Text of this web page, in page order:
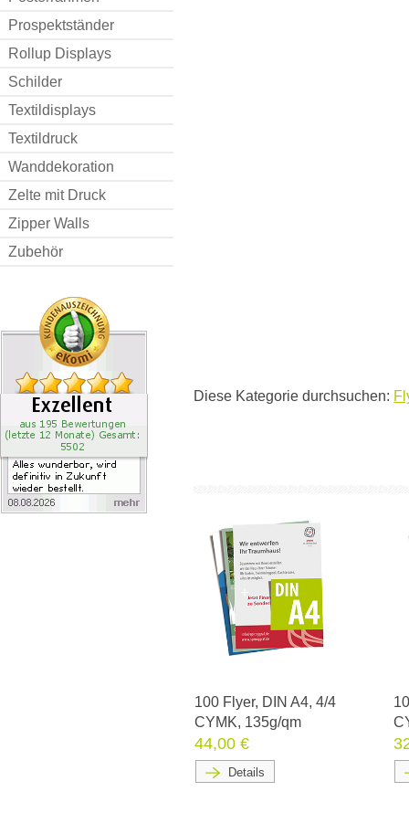
Prospektständer
Rollup Displays
Schilder
Textildisplays
Textildruck
Wanddekoration
Zelte mit Druck
Zipper Walls
Zubehör
Diese Kategorie durchsuchen:
100 Flyer, DIN A4, 4/4
CYMK, 135g/qm
44,00 €
Details